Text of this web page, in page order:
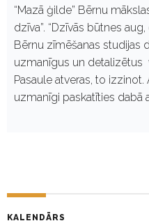
“Mazā ģilde” Bērnu
dzīva”. “Dzīvās būtnes
Bērnu zīmēšanas studijas
uzmanīgus un detalizētus
Pasaule atveras, to
uzmanīgi paskatīties dabā
KALENDĀRS